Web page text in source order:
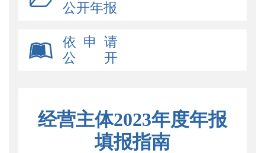
公开年报
依 申 请
公 开
经营主体2023年度年报
填报指南